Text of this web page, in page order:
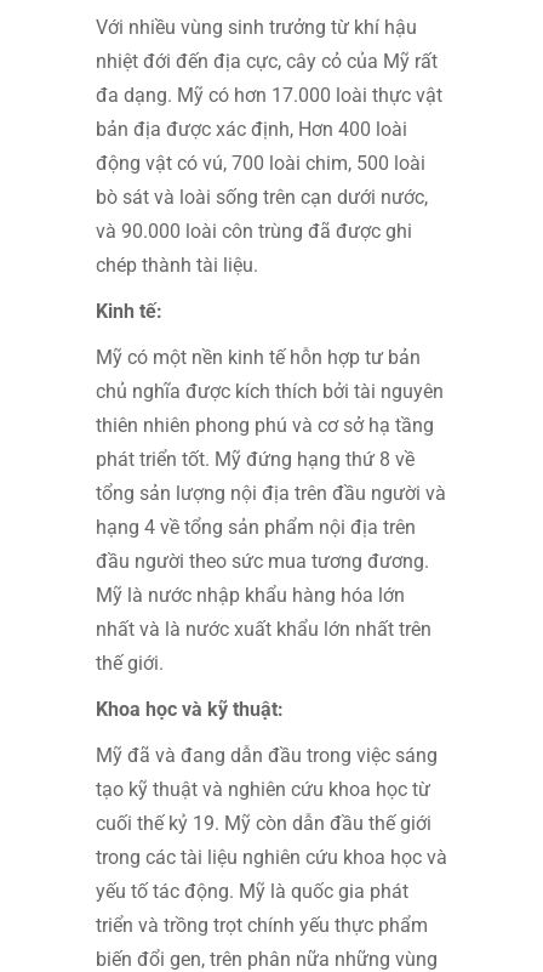
Với nhiều vùng sinh trưởng từ khí hậu
nhiệt đới đến địa cực, cây cỏ của Mỹ rất
đa dạng. Mỹ có hơn 17.000 loài thực vật
bản địa được xác định, Hơn 400 loài
động vật có vú, 700 loài chim, 500 loài
bò sát và loài sống trên cạn dưới nước,
và 90.000 loài côn trùng đã được ghi
chép thành tài liệu.
Kinh tế:
Mỹ có một nền kinh tế hỗn hợp tư bản
chủ nghĩa được kích thích bởi tài nguyên
thiên nhiên phong phú và cơ sở hạ tầng
phát triển tốt. Mỹ đứng hạng thứ 8 về
tổng sản lượng nội địa trên đầu người và
hạng 4 về tổng sản phẩm nội địa trên
đầu người theo sức mua tương đương.
Mỹ là nước nhập khẩu hàng hóa lớn
nhất và là nước xuất khẩu lớn nhất trên
thế giới.
Khoa học và kỹ thuật:
Mỹ đã và đang dẫn đầu trong việc sáng
tạo kỹ thuật và nghiên cứu khoa học từ
cuối thế kỷ 19. Mỹ còn dẫn đầu thế giới
trong các tài liệu nghiên cứu khoa học và
yếu tố tác động. Mỹ là quốc gia phát
triển và trồng trọt chính yếu thực phẩm
biến đổi gen, trên phân nữa những vùng